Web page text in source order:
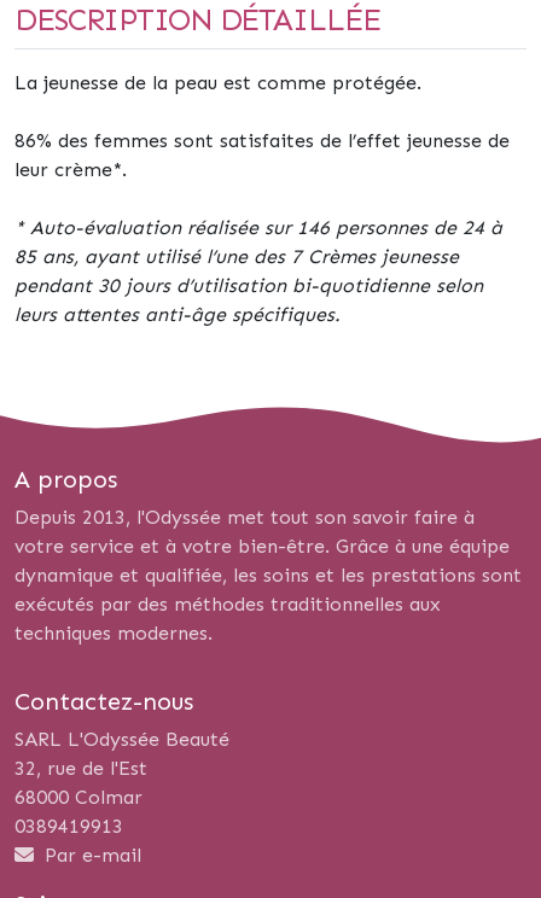
DESCRIPTION DÉTAILLÉE
La jeunesse de la peau est comme protégée.
86% des femmes sont satisfaites de l’effet jeunesse de
leur crème*.
* Auto-évaluation réalisée sur 146 personnes de 24 à
85 ans, ayant utilisé l’une des 7 Crèmes jeunesse
pendant 30 jours d’utilisation bi-quotidienne selon
leurs attentes anti-âge spécifiques.
A propos
Depuis 2013, l'Odyssée met tout son savoir faire à
votre service et à votre bien-être. Grâce à une équipe
dynamique et qualifiée, les soins et les prestations sont
exécutés par des méthodes traditionnelles aux
techniques modernes.
Contactez-nous
SARL L'Odyssée Beauté
32, rue de l'Est
68000 Colmar
0389419913
Par e-mail